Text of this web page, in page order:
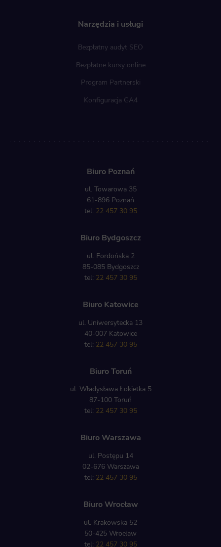
Narzędzia i usługi
Bezpłatny audyt SEO
Bezpłatne kursy online
Program Partnerski
Konfiguracja GA4
Biuro Poznań
ul. Towarowa 35
61-896 Poznań
tel: 22 457 30 95
Biuro Bydgoszcz
ul. Fordońska 2
85-085 Bydgoszcz
tel: 22 457 30 95
Biuro Katowice
ul. Uniwersytecka 13
40-007 Katowice
tel: 22 457 30 95
Biuro Toruń
ul. Władysława Łokietka 5
87-100 Toruń
tel: 22 457 30 95
Biuro Warszawa
ul. Postępu 14
02-676 Warszawa
tel: 22 457 30 95
Biuro Wrocław
ul. Krakowska 52
50-425 Wrocław
tel: 22 457 30 95